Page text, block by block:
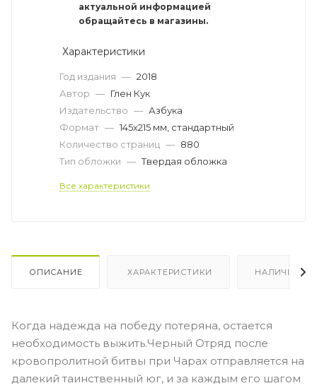
актуальной информацией
обращайтесь в магазины.
Характеристики
Год издания — 2018
Автор — Глен Кук
Издательство — Азбука
Формат — 145х215 мм, стандартный
Количество страниц — 880
Тип обложки — Твердая обложка
Все характеристики
ОПИСАНИЕ ХАРАКТЕРИСТИКИ НАЛИЧИЕ
Когда надежда на победу потеряна, остается
необходимость выжить.Черный Отряд после
кровопролитной битвы при Чарах отправляется на
далекий таинственный юг, и за каждым его шагом